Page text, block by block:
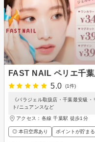
FAST NAIL ペリエ千葉
5.0
(1件)
《パラジェル取扱店・千葉最安級
ト/ニュアンスなど
アクセス：各線 千葉駅 徒歩1分
◎ 本日空席あり ポイントが貯ま